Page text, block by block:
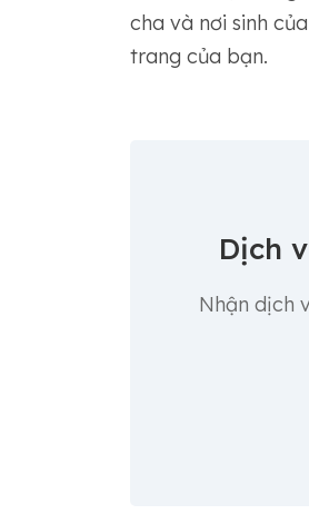
cha và nơi sinh
trang của bạn.
Dịch
Nhận dịch